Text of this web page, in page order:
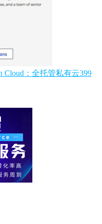
Cloud：全托管私有云399